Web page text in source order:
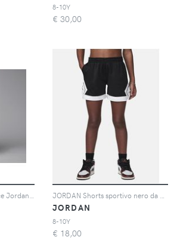
8-10Y
€ 30,00
JORDAN
8-10Y
€ 18,00